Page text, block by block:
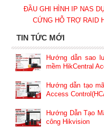
ĐẦU GHI HÌNH IP NAS
CỨNG HỖ TRỢ RAID
TIN TỨC MỚI
Hướng dẫn sao
mềm HikCentral
Hướng dẫn tạo
Access
Hướng Dẫn Tạo
công Hikvision